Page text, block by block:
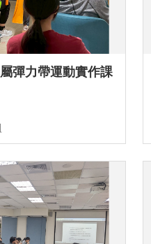
彈力帶運動實作課